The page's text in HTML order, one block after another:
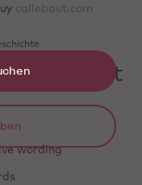
angezeigt
wording
callebaut.com